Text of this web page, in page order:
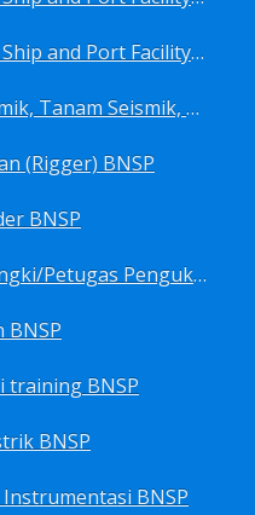
Sertifikasi International Ship and Port Facility Security Code/ISPS Code training for Security Area Manager BNSP
Sertifikasi Juru Bor Seismik, Tanam Seismik, Tembak Seismik BNSP
(Rigger) BNSP
BNSP
Sertifikasi Juru Ukur Tangki/Petugas Pengukur Tangki Migas BNSP
BNSP
training BNSP
BNSP
BNSP